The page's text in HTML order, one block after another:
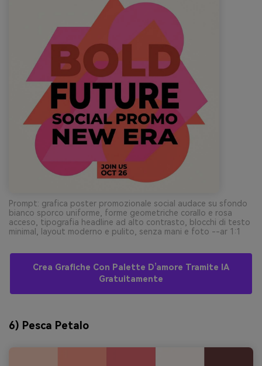
Prompt: grafica poster promozionale social audace su sfondo
bianco sporco uniforme, forme geometriche corallo e rosa
acceso, tipografia headline ad alto contrasto, blocchi di testo
minimal, layout moderno e pulito, senza mani e foto --ar 1:1
Crea Grafiche Con Palette D’amore Tramite IA
Gratuitamente
6) Pesca Petalo